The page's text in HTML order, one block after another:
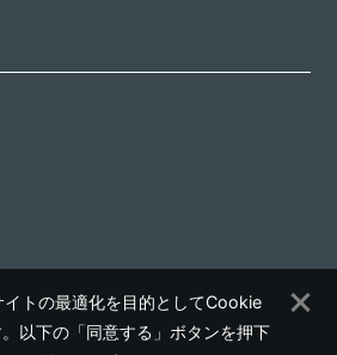
トの最適化を目的としてCookie
以下の「同意する」ボタンを押下